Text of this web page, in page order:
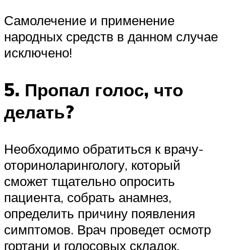
Самолечение и применение
народных средств в данном случае
исключено!
5. Пропал голос, что
делать?
Необходимо обратиться к врачу-
оториноларингологу, который
сможет тщательно опросить
пациента, собрать анамнез,
определить причину появления
симптомов. Врач проведет осмотр
гортани и голосовых складок.